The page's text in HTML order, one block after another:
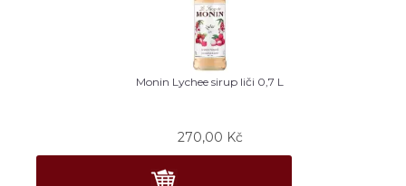
Monin Lychee sirup liči 0,7 L
270,00 Kč